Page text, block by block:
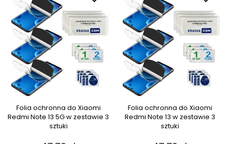
Folia ochronna do Xiaomi
Redmi Note 13 5G w zestawie 3
sztuki
Folia ochronna do Xiaomi
Redmi Note 13 w zestawie 3
sztuki